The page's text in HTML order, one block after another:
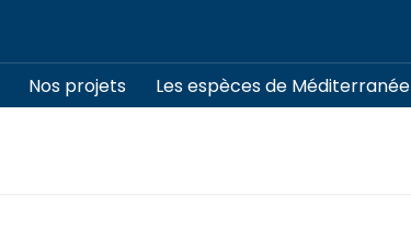
Nos projets Les espèces de Méditerranée